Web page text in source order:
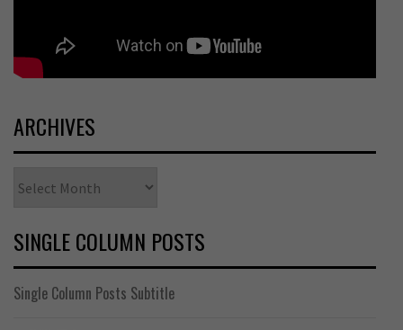
ARCHIVES
SINGLE COLUMN POSTS
Single Column Posts Subtitle